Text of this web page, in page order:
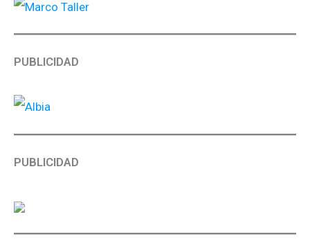
PUBLICIDAD
PUBLICIDAD